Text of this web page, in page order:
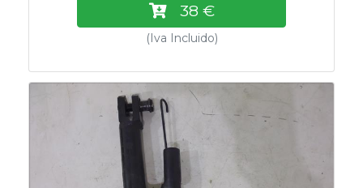
38 €
(Iva Incluido)